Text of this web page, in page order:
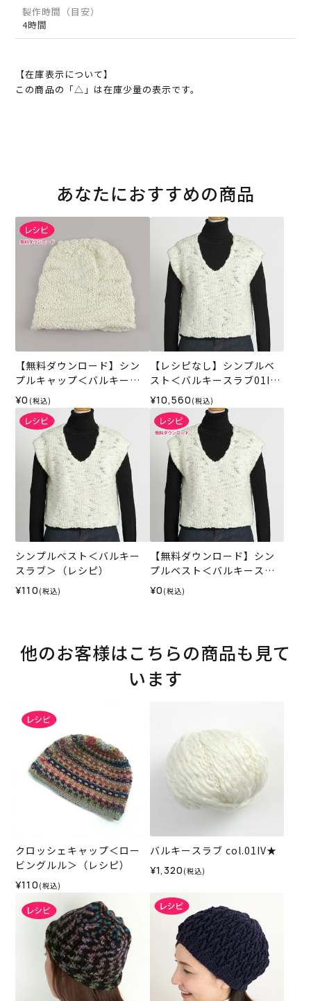
製作時間（目安）
4時間
【在庫表示について】
この商品の「△」は在庫少量の表示です。
あなたにおすすめの商品
【無料ダウンロード】シン
プルキャップ＜バルキース
ラブ＞（レシピ）
¥0 (税込)
【レシピなし】シンプルベ
スト＜バルキースラブ01IV
＞（編み物 材料セット）
¥10,560 (税込)
シンプルベスト＜バルキー
スラブ＞（レシピ）
¥110 (税込)
【無料ダウンロード】シン
プルベスト＜バルキースラ
ブ＞（レシピ）
¥0 (税込)
他のお客様はこちらの商品も見て
います
クロッシェキャップ＜ロー
ビングルル＞（レシピ）
¥110 (税込)
バルキースラブ col.01IV★
¥1,320 (税込)